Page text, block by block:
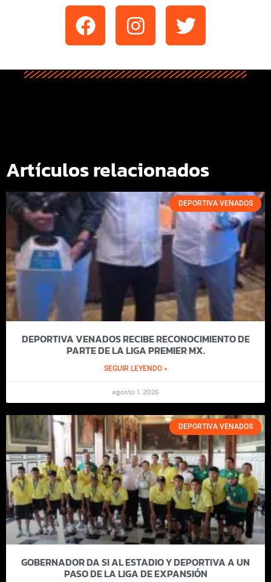
Artículos relacionados
DEPORTIVA VENADOS
DEPORTIVA VENADOS RECIBE RECONOCIMIENTO DE
PARTE DE LA LIGA PREMIER MX.
SEGUIR LEYENDO »
agosto 1, 2026
DEPORTIVA VENADOS
GOBERNADOR DA SI AL ESTADIO Y DEPORTIVA A UN
PASO DE LA LIGA DE EXPANSIÓN